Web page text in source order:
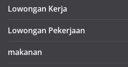
Lowongan Kerja
Lowongan Pekerjaan
makanan